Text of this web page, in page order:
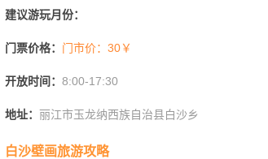
建议游玩月份：
门票价格： 门市价：30￥
开放时间： 8:00-17:30
地址： 丽江市玉龙纳西族自治县白沙乡
白沙壁画旅游攻略